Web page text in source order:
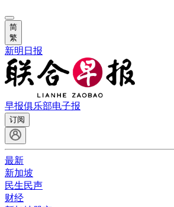
简
繁
新明日报
早报俱乐部电子报
订阅
最新
新加坡
民生民声
财经